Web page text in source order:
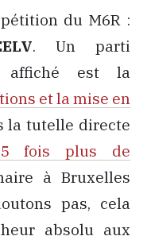
du M6R :
. Un parti
affiché est la
et la mise en
la tutelle directe
fois plus de
à Bruxelles
pas, cela
absolu aux